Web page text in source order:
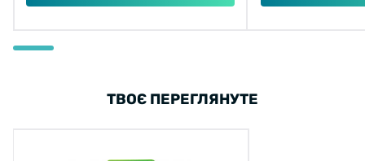
ТВОЄ ПЕРЕГЛЯНУТЕ